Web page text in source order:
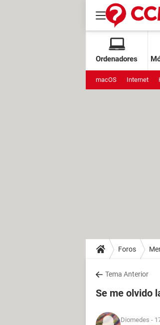
Ordenadores
macOS Internet
Foros
Tema Anterior
Se me olvido
Diomedes -